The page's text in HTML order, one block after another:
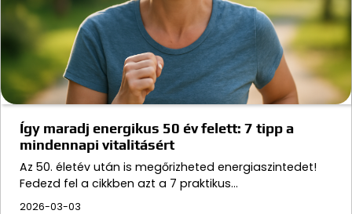
Így maradj energikus 50 év felett: 7 tipp a
mindennapi vitalitásért
Az 50. életév után is megőrizheted energiaszintedet!
Fedezd fel a cikkben azt a 7 praktikus…
2026-03-03